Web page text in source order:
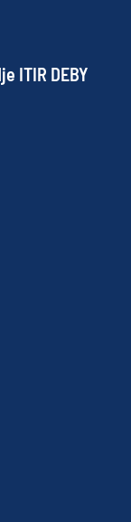
ITIR DEBY